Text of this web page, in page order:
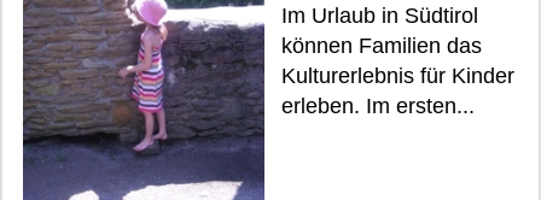
Im Urlaub in Südtirol
können Familien das
Kulturerlebnis für Kinder
erleben. Im ersten...